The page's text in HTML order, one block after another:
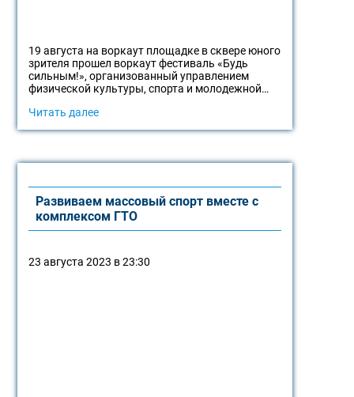
19 августа на воркаут площадке в сквере юного
зрителя прошел воркаут фестиваль «Будь
сильным!», организованный управлением
физической культуры, спорта и молодежной…
Читать далее
Развиваем массовый спорт вместе с
комплексом ГТО
23 августа 2023 в 23:30